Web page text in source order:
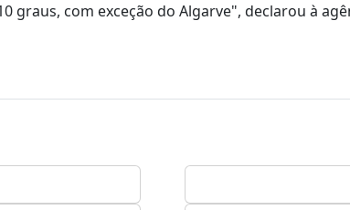
com exceção do Algarve", declarou à